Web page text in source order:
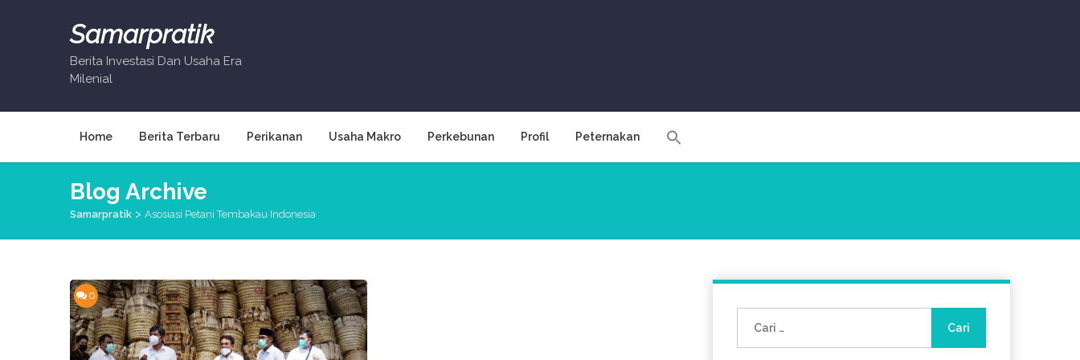
Samarpratik
Berita Investasi Dan Usaha Era
Milenial
Home Berita Terbaru Perikanan Usaha Makro Perkebunan Profil Peternakan
Blog Archive
Samarpratik > Asosiasi Petani Tembakau Indonesia
0
untuk: